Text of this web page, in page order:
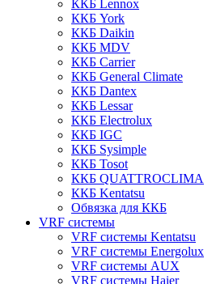
ККБ Lennox
ККБ York
ККБ Daikin
ККБ MDV
ККБ Carrier
ККБ General Climate
ККБ Dantex
ККБ Lessar
ККБ Electrolux
ККБ IGC
ККБ Sysimple
ККБ Tosot
ККБ QUATTROCLIMA
ККБ Kentatsu
Обвязка для ККБ
VRF системы
VRF системы Kentatsu
VRF системы Energolux
VRF системы AUX
VRF системы Haier